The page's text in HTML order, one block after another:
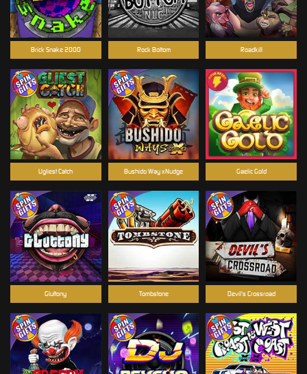
Roadkill
Rock Bottom
Brick Snake 2000
Devil's Crossroad
Gluttony Tombstone
Gaelic Gold
Bushido Way xNudge
Ugliest Catch